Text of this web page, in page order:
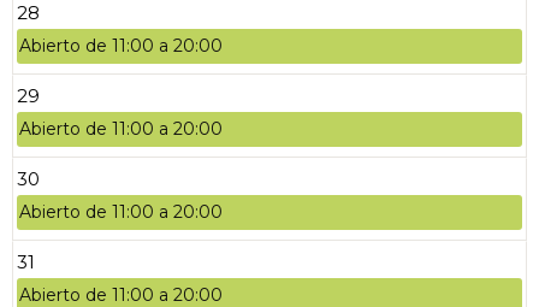
28
Abierto de 11:00 a 20:00
29
Abierto de 11:00 a 20:00
30
Abierto de 11:00 a 20:00
31
Abierto de 11:00 a 20:00